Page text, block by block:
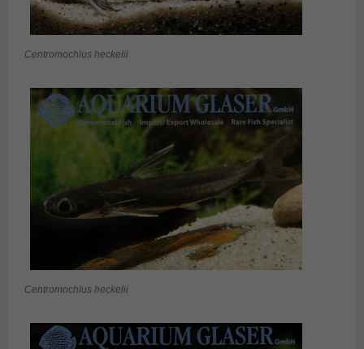
Centromochlus heckelii
Centromochlus heckelii